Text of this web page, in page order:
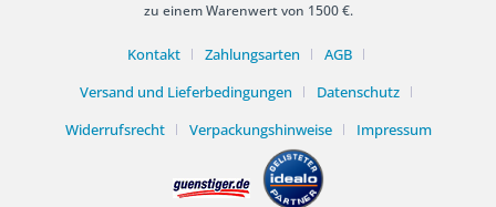
zu einem Warenwert von 1500 €.
Kontakt Zahlungsarten
AGB
Versand und Lieferbedingungen
Datenschutz
Widerrufsrecht
Verpackungshinweise Impressum